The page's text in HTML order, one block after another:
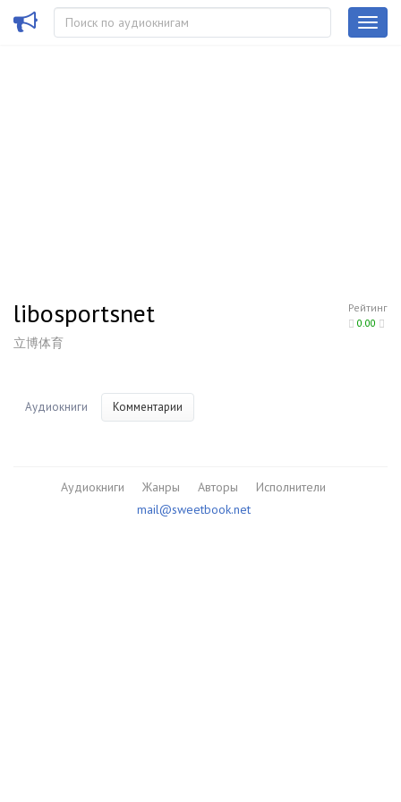
Рейтинг
0.00
libosportsnet
立博体育
Аудиокниги Комментарии
Аудиокниги Жанры Авторы
Исполнители
mail@sweetbook.net